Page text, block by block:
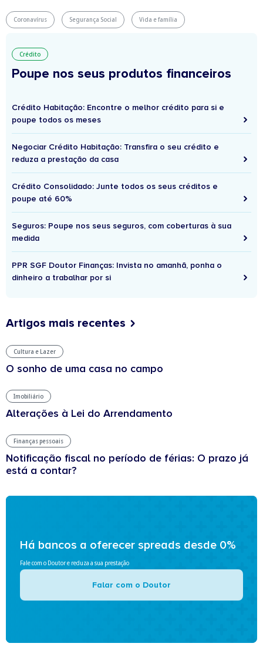
Coronavírus Segurança Social Vida e família
Crédito
Poupe nos seus produtos financeiros
Crédito Habitação: Encontre o melhor crédito para si e
poupe todos os meses
Negociar Crédito Habitação: Transfira o seu crédito e
reduza a prestação da casa
Crédito Consolidado: Junte todos os seus créditos e
poupe até 60%
Seguros: Poupe nos seus seguros, com coberturas à sua
medida
PPR SGF Doutor Finanças: Invista no amanhã, ponha o
dinheiro a trabalhar por si
Artigos mais recentes
Cultura e Lazer
O sonho de uma casa no campo
Imobiliário
Alterações à Lei do Arrendamento
Finanças pessoais
Notificação fiscal no período de férias: O prazo já
está a contar?
Há bancos a oferecer spreads desde 0%
Fale com o Doutor e reduza a sua prestação
Falar com o Doutor